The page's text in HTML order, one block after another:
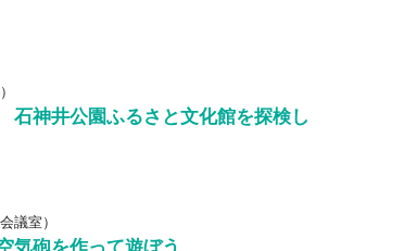
石神井公園ふるさと文化館を探検し
議室）